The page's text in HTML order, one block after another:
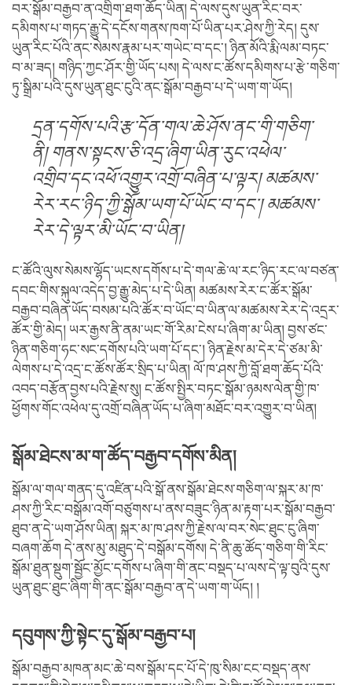
བར་སྒོམ་བརྒྱབ་ན་འགྲིག་ཐག་ཆོད་ཡིན། དེ་ལས་དུས་ཡུན་རིང་བར་
དམིགས་པ་གཏད་རྒྱུ་དེ་དངོས་གནས་ཁག་པོ་ཡིན་པར་ཤེས་ཀྱི་རེད། དུས་
ཡུན་རིང་པོའི་ནང་སེམས་རྣམ་པར་གཡེང་བ་དང་། ཉིན་མོའི་རྨི་ལམ་བཏང་
བ་མ་ཟད། གཉིད་ཀྱང་ཤོར་གྱི་ཡོད་པས། དེ་ལས་ང་ཚོས་དམིགས་པ་རྩེ་གཅིག་
ཏུ་སྒྲིམ་པའི་དུས་ཡུན་ཐུང་ངུའི་ནང་སྒོམ་བརྒྱབ་པ་དེ་ཡག་ག་ཡོད།
དྲན་དགོས་པའི་རྩ་དོན་གལ་ཆེ་ཤོས་ནང་གི་གཅིག་
ནི། གནས་སྟངས་ཅི་འདྲ་ཞིག་ཡིན་རུང་འཕེལ་
འགྲིབ་དང་འཕོ་འགྱུར་འགྲོ་བཞིན་པ་ལྟར། མཚམས་
རེར་རང་ཉིད་ཀྱི་སྒོམ་ཡག་པོ་ཡོང་བ་དང་། མཚམས་
རེར་དེ་ལྟར་མི་ཡོང་བ་ཡིན།
ང་ཚོའི་ལུས་སེམས་ལྷོད་ཡངས་དགོས་པ་དེ་གལ་ཆེ་ལ་རང་ཉིད་རང་ལ་བཙན་
དབང་གིས་སྐུལ་འདེད་བྱ་རྒྱུ་མེད་པ་དེ་ཡིན། མཚམས་རེར་ང་ཚོར་སྒོམ་
བརྒྱབ་བཞིན་ཡོད་བསམ་པའི་ཚོར་བ་ཡོང་བ་ཡིན་ལ་མཚམས་རེར་དེ་འདྲར་
ཚོར་གྱི་མེད། ཡར་རྒྱས་ནི་ནམ་ཡང་གོ་རིམ་ངེས་པ་ཞིག་མ་ཡིན། བྱས་ཙང་
ཉིན་གཅིག་ཧང་སང་དགོས་པའི་ཡག་པོ་དང་། ཉིན་རྗེས་མ་དེར་དེ་ཙམ་མི་
ལེགས་པ་དེ་འདྲ་ང་ཚོས་ཚོར་སྲིད་པ་ཡིན། ལོ་ཁ་ཤས་ཀྱི་བློ་ཐག་ཆོད་པོའི་
འབད་བརྩོན་བྱས་པའི་རྗེས་སུ། ང་ཚོས་སྤྱིར་བཏང་སྒོམ་ཉམས་ལེན་གྱི་ཁ་
ཕྱོགས་གོང་འཕེལ་དུ་འགྲོ་བཞིན་ཡོད་པ་ཞིག་མཐོང་བར་འགྱུར་བ་ཡིན།
སྒོམ་ཐེངས་མ་ག་ཚོད་བརྒྱབ་དགོས་མིན།
སྒོམ་ལ་གལ་གནད་དུ་འཛིན་པའི་སྒོ་ནས་སྒོམ་ཐེངས་གཅིག་ལ་སྐར་མ་ཁ་
ཤས་ཀྱི་རིང་བསྒོམ་འགོ་བཙུགས་པ་ནས་བཟུང་ཉིན་མ་རྟག་པར་སྒོམ་བརྒྱབ་
ཐུབ་ན་དེ་ཡག་ཤོས་ཡིན། སྐར་མ་ཁ་ཤས་ཀྱི་རྗེས་ལ་བར་སེང་ཐུང་ངུ་ཞིག་
བཞག་ཆོག དེ་ནས་མུ་མཐུད་དེ་བསྒོམ་དགོས། དེ་ནི་ཆུ་ཚོད་གཅིག་གི་རིང་
སྒོམ་ཐུན་སྡུག་སྦྱོང་མྱོང་དགོས་པ་ཞིག་གི་ནང་བསྡད་པ་ལས་དེ་ལྟ་བུའི་དུས་
ཡུན་ཐུང་ཐུང་ཞིག་གི་ནང་སྒོམ་བརྒྱབ་ན་དེ་ཡག་ག་ཡོད། །
དབུགས་ཀྱི་སྟེང་དུ་སྒོམ་བརྒྱབ་པ།
སྒོམ་བརྒྱབ་མཁན་མང་ཆེ་བས་སྒོམ་དང་པོ་དེ་ཁུ་སིམ་ངང་བསྡད་ནས་